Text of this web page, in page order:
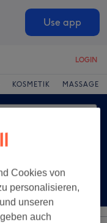
Use app
LOGIN
KOSMETIK MASSAGE
Cookies von
personalisieren,
unseren
auch